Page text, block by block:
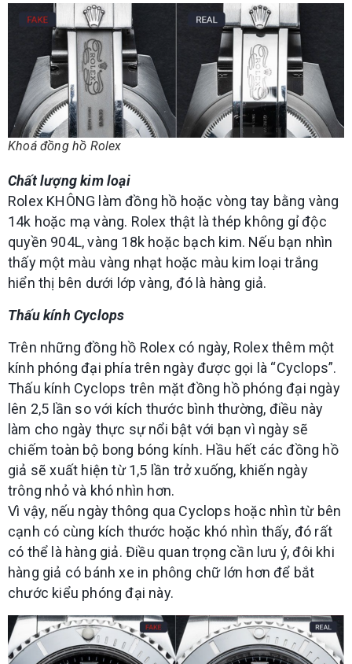
Khoá đồng hồ Rolex
Chất lượng kim loại
Rolex KHÔNG làm đồng hồ hoặc vòng tay bằng vàng
14k hoặc mạ vàng. Rolex thật là thép không gỉ độc
quyền 904L, vàng 18k hoặc bạch kim. Nếu bạn nhìn
thấy một màu vàng nhạt hoặc màu kim loại trắng
hiển thị bên dưới lớp vàng, đó là hàng giả.
Thấu kính Cyclops
Trên những đồng hồ Rolex có ngày, Rolex thêm một
kính phóng đại phía trên ngày được gọi là “Cyclops”.
Thấu kính Cyclops trên mặt đồng hồ phóng đại ngày
lên 2,5 lần so với kích thước bình thường, điều này
làm cho ngày thực sự nổi bật với bạn vì ngày sẽ
chiếm toàn bộ bong bóng kính. Hầu hết các đồng hồ
giả sẽ xuất hiện từ 1,5 lần trở xuống, khiến ngày
trông nhỏ và khó nhìn hơn.
Vì vậy, nếu ngày thông qua Cyclops hoặc nhìn từ bên
cạnh có cùng kích thước hoặc khó nhìn thấy, đó rất
có thể là hàng giả. Điều quan trọng cần lưu ý, đôi khi
hàng giả có bánh xe in phông chữ lớn hơn để bắt
chước kiểu phóng đại này.